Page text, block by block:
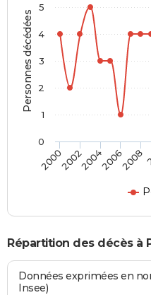
Personnes décédées
20002002200420062008
0
1
2
3
4
5
Répartition des décès à
Données exprimées en
Insee)